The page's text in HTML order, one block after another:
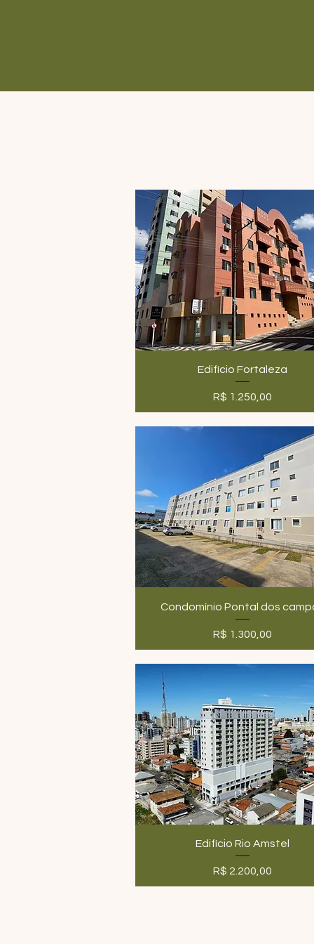
Edifício Fortaleza
Preço
R$ 1.250,00
Condomínio Pontal dos
Preço
R$ 1.300,00
Edifício Rio Amstel
Preço
R$ 2.200,00